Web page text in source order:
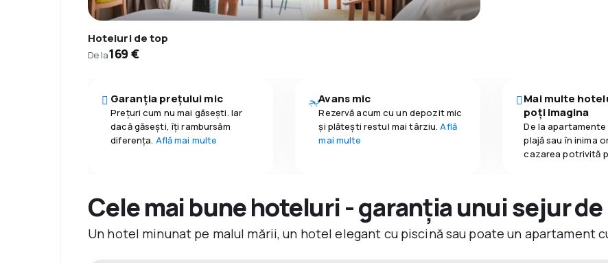
Hoteluri de top
De la169 €
Garanția prețului mic
Prețuri cum nu mai găsești. Iar
dacă găseşti, îți rambursăm
diferența. Află mai multe
Avans mic
Rezervă acum cu un depozit mic
și plătești restul mai târziu.Află
mai multe
Mai multe
poți imagina
De la
plajă sau în inima
cazarea potrivită
Cele mai bune hoteluri - garanția unui sejur
Un hotel minunat pe malul mării, un hotel elegant cu piscină sau poate un apartament